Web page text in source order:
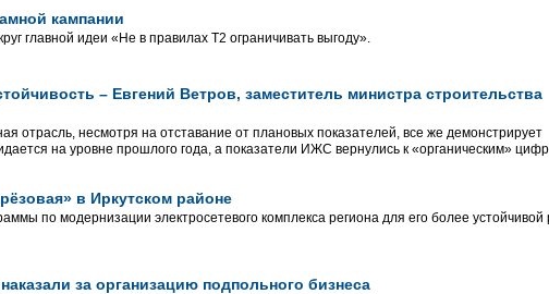
кампании
главной идеи «Не в правилах Т2 ограничивать выгоду».
– Евгений Ветров, заместитель министра строительства
отрасль, несмотря на отставание от плановых показателей, все же демонстрирует
на уровне прошлого года, а показатели ИЖС вернулись к «органическим»
в Иркутском районе
по модернизации электросетевого комплекса региона для его более устойчивой
за организацию подпольного бизнеса